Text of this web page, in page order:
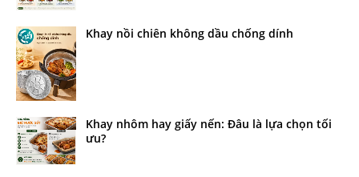
Khay nồi chiên không dầu chống dính
Khay nhôm hay giấy nến: Đâu là lựa chọn tối
ưu?